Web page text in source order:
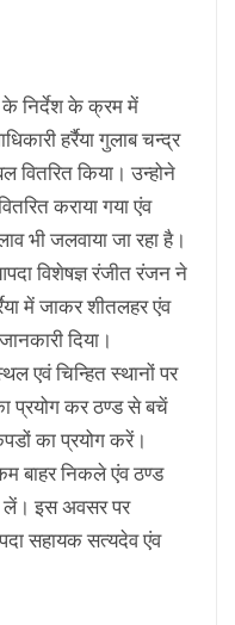
के निर्देश के क्रम में
हर्रैया गुलाब चन्द्र
वितरित किया। उन्होने
कराया गया एंव
भी जलवाया जा रहा है।
विशेषज्ञ रंजीत रंजन ने
में जाकर शीतलहर एंव
दिया।
एवं चिन्हित स्थानों पर
प्रयोग कर ठण्ड से बचें
का प्रयोग करें।
बाहर निकले एंव ठण्ड
लें। इस अवसर पर
सहायक सत्यदेव एंव